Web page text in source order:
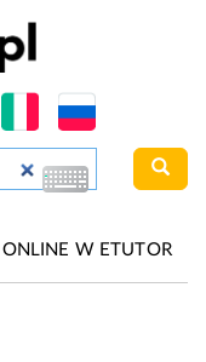
W ETUTOR